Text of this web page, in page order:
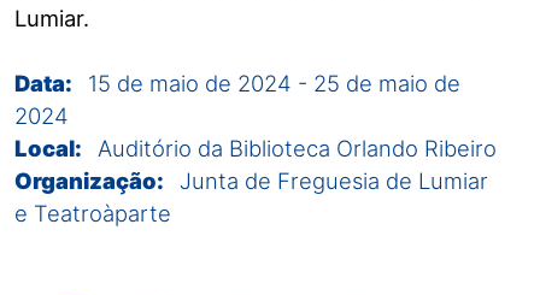
Lumiar.
Data: 15 de maio de 2024 - 25 de maio de
2024
Local:
Auditório da Biblioteca Orlando Ribeiro
Organização:
Junta de Freguesia de Lumiar
e Teatroàparte